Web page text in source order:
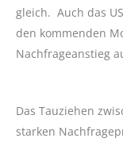
gleich. Auch das
den kommenden
Nachfrageanstieg
Das Tauziehen
starken